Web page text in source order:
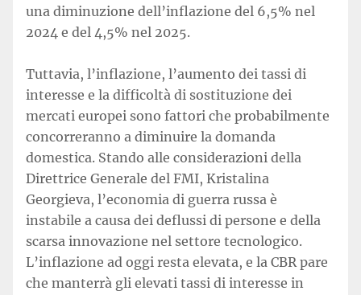
una diminuzione dell’inflazione del 6,5% nel
2024 e del 4,5% nel 2025.
Tuttavia, l’inflazione, l’aumento dei tassi di
interesse e la difficoltà di sostituzione dei
mercati europei sono fattori che probabilmente
concorreranno a diminuire la domanda
domestica. Stando alle considerazioni della
Direttrice Generale del FMI, Kristalina
Georgieva, l’economia di guerra russa è
instabile a causa dei deflussi di persone e della
scarsa innovazione nel settore tecnologico.
L’inflazione ad oggi resta elevata, e la CBR pare
che manterrà gli elevati tassi di interesse in